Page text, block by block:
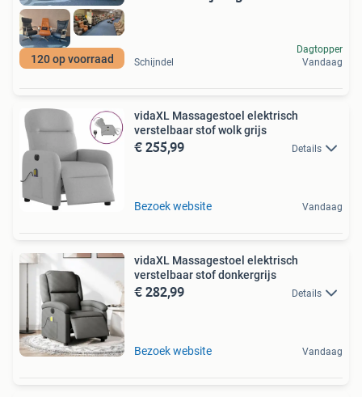
120 op voorraad Schijndel
Dagtopper
Vandaag
vidaXL Massagestoel elektrisch
verstelbaar stof wolk grijs
€ 255,99 Details
Bezoek website Vandaag
vidaXL Massagestoel elektrisch
verstelbaar stof donkergrijs
€ 282,99 Details
Bezoek website Vandaag